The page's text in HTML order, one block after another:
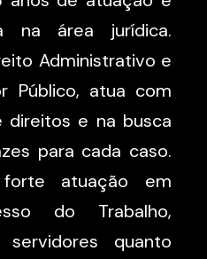
na área jurídica.
Administrativo e
Público, atua com
e na busca
para cada caso.
atuação em
do Trabalho,
quanto